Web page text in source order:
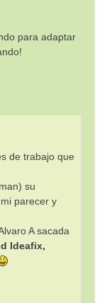
para adaptar
de trabajo que
su
parecer y
A sacada
Ideafix,